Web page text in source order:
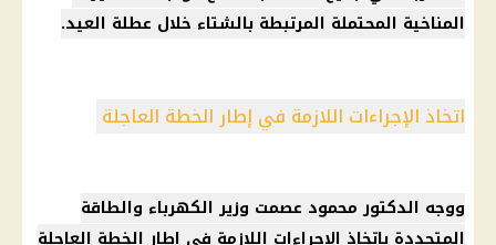
المناخية المحتملة المرتبطة بالشتاء خلال عطلة العيد.
اتخاذ الإجراءات اللازمة في إطار الخطة العاجلة
ووجه الدكتور محمود عصمت وزير الكهرباء والطاقة
المتجددة باتخاذ الإجراءات اللازمة في إطار الخطة العاجلة